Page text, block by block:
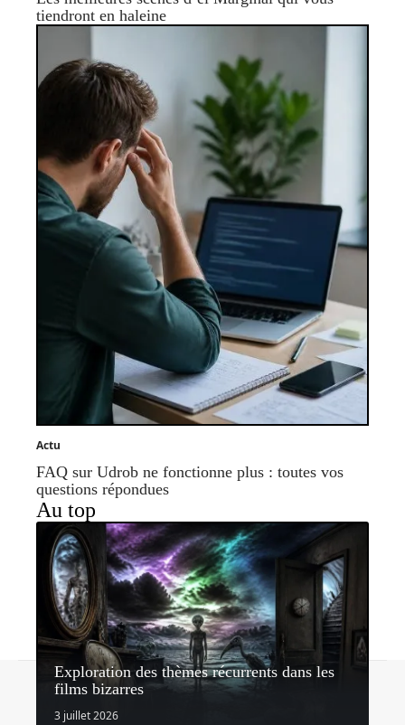
tiendront en haleine
Actu
FAQ sur Udrob ne fonctionne plus : toutes vos
questions répondues
Au top
Exploration des thèmes récurrents dans les
films bizarres
3 juillet 2026
Contact Mentions légales